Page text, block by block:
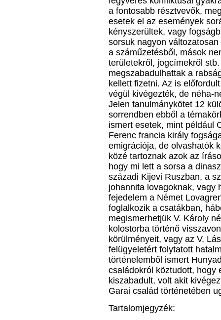
a fontosabb résztvevők,
esetek el az események
kényszerültek, vagy
sorsuk nagyon
a száműzetésből, mások
területekről, jogcímekről
megszabadulhattak a
kellett fizetni. Az is
végül kivégezték, de néha-
Jelen tanulmánykötet 12
sorrendben ebből a
ismert esetek, mint például
Ferenc francia király
emigrációja, de olvashatók
közé tartoznak azok az
hogy mi lett a sorsa a
századi Kijevi Ruszban, a
johannita lovagoknak, vagy
fejedelem a Német
foglalkozik a csatákban,
megismerhetjük V. Károly
kolostorba történő
körülményeit, vagy az V.
felügyeletért folytatott
történelemből ismert
családokról köztudott, hogy
kiszabadult, volt akit
Garai család történetében
Tartalomjegyzék: